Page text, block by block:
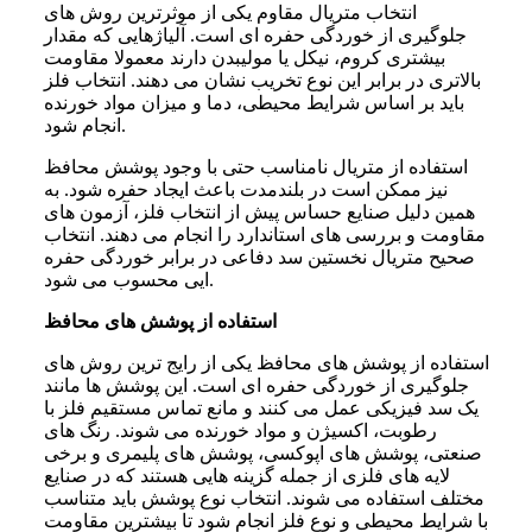
انتخاب متریال مقاوم یکی از موثرترین روش های
جلوگیری از خوردگی حفره ای است. آلیاژهایی که مقدار
بیشتری کروم، نیکل یا مولیبدن دارند معمولا مقاومت
بالاتری در برابر این نوع تخریب نشان می دهند. انتخاب فلز
باید بر اساس شرایط محیطی، دما و میزان مواد خورنده
انجام شود.
استفاده از متریال نامناسب حتی با وجود پوشش محافظ
نیز ممکن است در بلندمدت باعث ایجاد حفره شود. به
همین دلیل صنایع حساس پیش از انتخاب فلز، آزمون های
مقاومت و بررسی های استاندارد را انجام می دهند. انتخاب
صحیح متریال نخستین سد دفاعی در برابر خوردگی حفره
ایی محسوب می شود.
استفاده از پوشش های محافظ
استفاده از پوشش های محافظ یکی از رایج ترین روش های
جلوگیری از خوردگی حفره ای است. این پوشش ها مانند
یک سد فیزیکی عمل می کنند و مانع تماس مستقیم فلز با
رطوبت، اکسیژن و مواد خورنده می شوند. رنگ های
صنعتی، پوشش های اپوکسی، پوشش های پلیمری و برخی
لایه های فلزی از جمله گزینه هایی هستند که در صنایع
مختلف استفاده می شوند. انتخاب نوع پوشش باید متناسب
با شرایط محیطی و نوع فلز انجام شود تا بیشترین مقاومت